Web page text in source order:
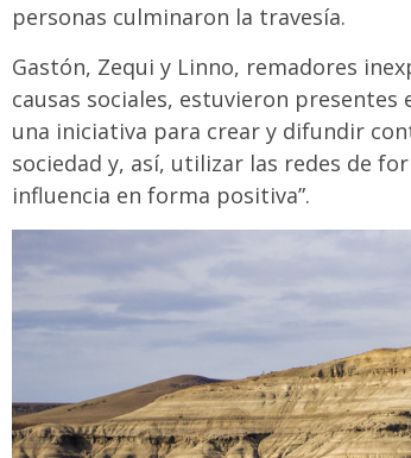
personas culminaron la travesía.
Gastón, Zequi y Linno, remadores
causas sociales, estuvieron presentes
una iniciativa para crear y difundir
sociedad y, así, utilizar las redes de
influencia en forma positiva”.